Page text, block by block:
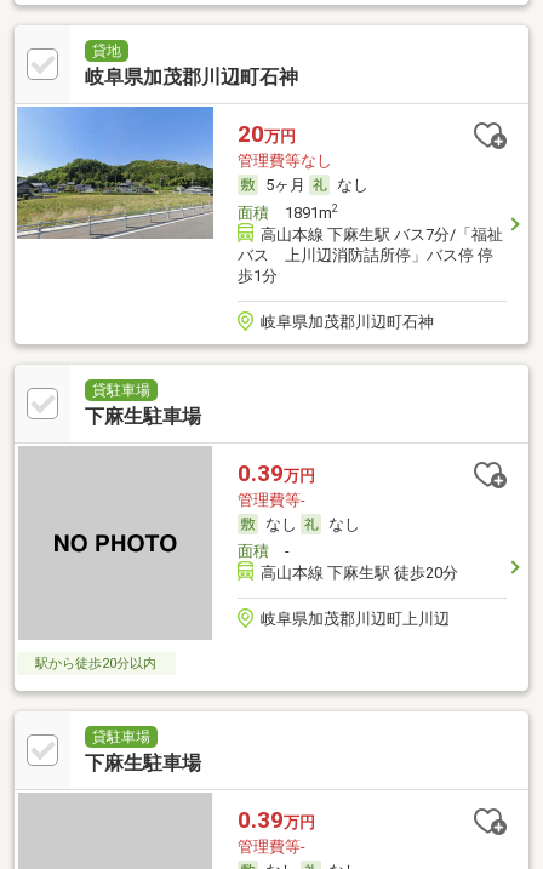
貸地
岐阜県加茂郡川辺町石神
20万円
管理費等なし
5ヶ月
なし
面積1891m2
高山本線 下麻生駅 バス7分/「福祉
バス 上川辺消防詰所停」バス停 停
歩1分
岐阜県加茂郡川辺町石神
貸駐車場
下麻生駐車場
0.39万円
管理費等-
なし
なし
面積-
高山本線 下麻生駅 徒歩20分
岐阜県加茂郡川辺町上川辺
駅から徒歩20分以内
貸駐車場
下麻生駐車場
0.39万円
管理費等-